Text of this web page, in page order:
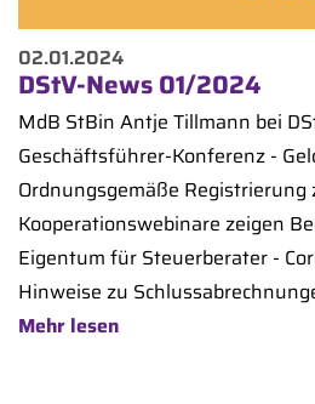
02.01.2024
DStV-News 01/2024
MdB StBin Antje Tillmann bei
Geschäftsführer-Konferenz -
Ordnungsgemäße Registrierung
Kooperationswebinare zeigen
Eigentum für Steuerberater -
Hinweise zu
Mehr lesen